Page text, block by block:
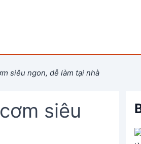
siêu ngon, dễ làm tại nhà
siêu